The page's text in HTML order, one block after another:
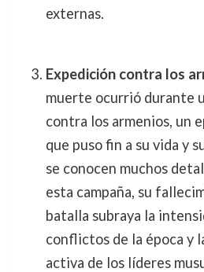
externas.
Expedición contra los
muerte ocurrió durante
contra los armenios, un
que puso fin a su vida y
se conocen muchos
esta campaña, su
batalla subraya la
conflictos de la época y
activa de los líderes